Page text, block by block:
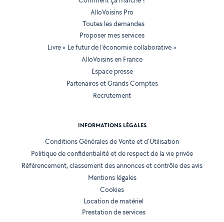
AlloVoisins Pro
Toutes les demandes
Proposer mes services
Livre « Le futur de l'économie collaborative »
AlloVoisins en France
Espace presse
Partenaires et Grands Comptes
Recrutement
INFORMATIONS LÉGALES
Conditions Générales de Vente et d'Utilisation
Politique de confidentialité et de respect de la vie privée
Référencement, classement des annonces et contrôle des avis
Mentions légales
Cookies
Location de matériel
Prestation de services